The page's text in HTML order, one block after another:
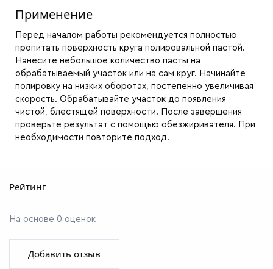
Применение
Перед началом работы рекомендуется полностью
пропитать поверхность круга полировальной пастой.
Нанесите небольшое количество пасты на
обрабатываемый участок или на сам круг. Начинайте
полировку на низких оборотах, постепенно увеличивая
скорость. Обрабатывайте участок до появления
чистой, блестящей поверхности. После завершения
проверьте результат с помощью обезжиривателя. При
необходимости повторите подход.
Рейтинг
На основе 0 оценок
Добавить отзыв